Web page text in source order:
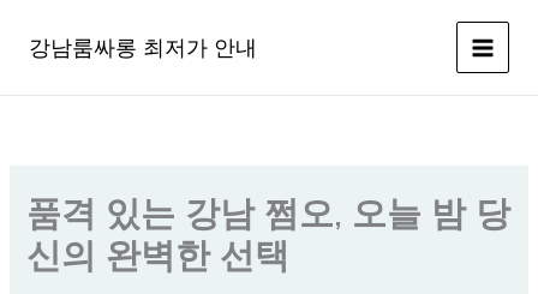
강남룸싸롱 최저가 안내
품격 있는 강남 쩜오, 오늘 밤 당
신의 완벽한 선택